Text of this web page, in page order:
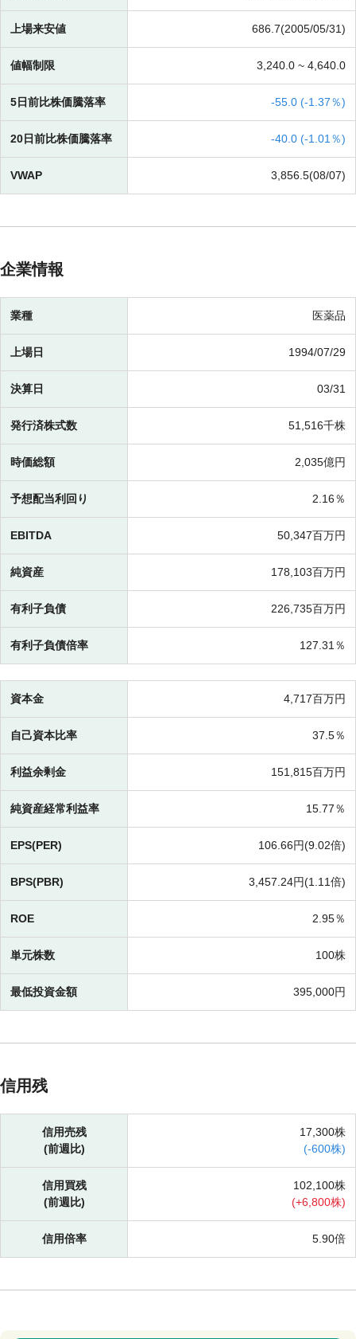
上場来安値 686.7(2005/05/31)
値幅制限 3,240.0 ~ 4,640.0
5日前比株価騰落率 -55.0 (-1.37％)
20日前比株価騰落率 -40.0 (-1.01％)
VWAP 3,856.5(08/07)
企業情報
業種 医薬品
上場日 1994/07/29
決算日 03/31
発行済株式数 51,516千株
時価総額 2,035億円
予想配当利回り 2.16％
EBITDA 50,347百万円
純資産 178,103百万円
有利子負債 226,735百万円
有利子負債倍率 127.31％
資本金 4,717百万円
自己資本比率 37.5％
利益余剰金 151,815百万円
純資産経常利益率 15.77％
EPS(PER) 106.66円(9.02倍)
BPS(PBR) 3,457.24円(1.11倍)
ROE 2.95％
単元株数 100株
最低投資金額 395,000円
信用残
信用売残
(前週比)
17,300株
(-600株)
信用買残
(前週比)
102,100株
(+6,800株)
信用倍率 5.90倍